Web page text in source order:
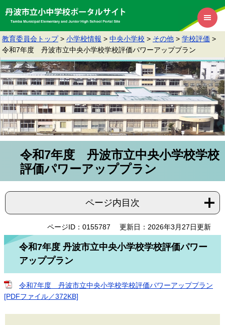
教育委員会トップ > 小学校情報 > 中央小学校 > その他 > 学校評価 >
令和7年度 丹波市立中央小学校学校評価パワーアッププラン
令和7年度 丹波市立中央小学校学校
評価パワーアッププラン
ページ内目次
ページID：0155787 更新日：2026年3月27日更新
令和7年度 丹波市立中央小学校学校評価パワー
アッププラン
令和7年度 丹波市立中央小学校学校評価パワーアッププラン
[PDFファイル／372KB]